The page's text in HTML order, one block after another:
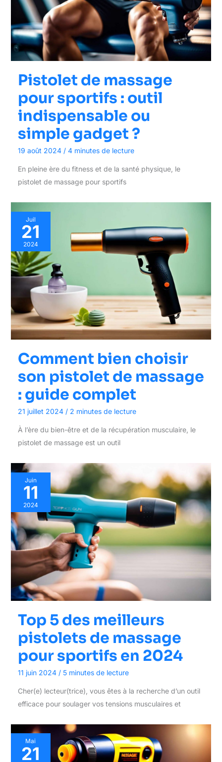
Pistolet de massage
pour sportifs : outil
indispensable ou
simple gadget ?
19 août 2024 / 4 minutes de lecture
En pleine ère du fitness et de la santé physique, le
pistolet de massage pour sportifs
Juil
21
2024
Comment bien choisir
son pistolet de massage
: guide complet
21 juillet 2024 / 2 minutes de lecture
À l’ère du bien-être et de la récupération musculaire, le
pistolet de massage est un outil
Juin
11
2024
Top 5 des meilleurs
pistolets de massage
pour sportifs en 2024
11 juin 2024 / 5 minutes de lecture
Cher(e) lecteur(trice), vous êtes à la recherche d’un outil
efficace pour soulager vos tensions musculaires et
Mai
21